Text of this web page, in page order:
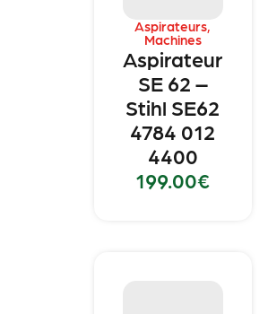
Aspirateurs,
Machines
Aspirateur
SE 62 –
Stihl SE62
4784 012
4400
199.00€